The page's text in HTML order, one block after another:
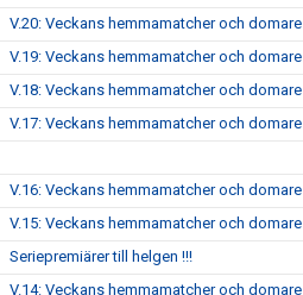
V.20: Veckans hemmamatcher och domare
V.19: Veckans hemmamatcher och domare
V.18: Veckans hemmamatcher och domare
V.17: Veckans hemmamatcher och domare
V.16: Veckans hemmamatcher och domare
V.15: Veckans hemmamatcher och domare
Seriepremiärer till helgen !!!
V.14: Veckans hemmamatcher och domare